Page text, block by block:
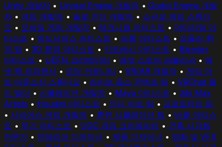
Unity 개발자 • Unreal Engine 개발자 • Godot Engine 개발
자 • 게임 개발자 • 솔로 인디 개발자 • 소규모 게임 스튜디
오 • 모바일 게임 개발자 • 테크니컬 아티스트 • 머티리얼 아
티스트 • 하드서피스 아티스트 • 프롭 아티스트 • 모듈러 환
경 팀 • 3D 환경 아티스트 • 키트배시 아티스트 • Blender
아티스트 • UEFN 크리에이터 • 에셋 스토어 퍼블리셔 • 에
셋 팩 프리랜서 • 모딩 커뮤니티 • VR/AR 개발자 • 게임 아
트 아웃소싱 스튜디오 • 라이브 옵스 콘텐츠 팀 • VRChat 월
드 빌더 • 시뮬레이션 개발자 • Maya 아티스트 • 3ds Max
Artists • Houdini 아티스트 • 인디 아트 팀 • 프로토타입 팀
• 시리어스 게임 개발자 • 훈련 시뮬레이션 팀 • 비클 아티스
트 • 무기 아티스트 • UGC 게임 크리에이터 • 건축 시각화
전문가 • 인테리어 디자이너 • 제품 디자이너 • 영화 및 VFX